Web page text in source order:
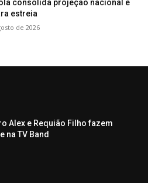
consolida projeção nacional e
estreia
de 2026
Alex e Requião Filho fazem
na TV Band